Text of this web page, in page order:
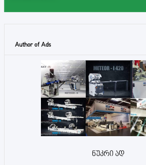
Author of Ads
ნუკრი ად